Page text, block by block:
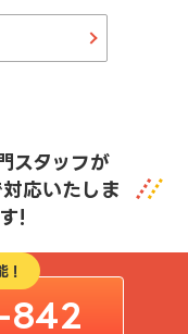
スタッフが
応いたしま
す!
！
842